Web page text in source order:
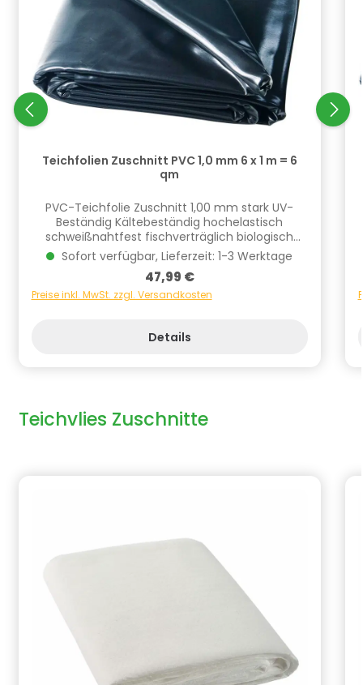
Teichfolien Zuschnitt PVC 1,0 mm 6 x 1 m = 6
qm
PVC-Teichfolie Zuschnitt 1,00 mm stark UV-
Beständig Kältebeständig hochelastisch
schweißnahtfest fischverträglich biologisch
unbedenklich wurzelfest nach DIN 4062 reißfest
Garantie oder 20 Jahre Garantie bei
Verwendung mit Profi-TeichvliesIn diesem
mmBenötigen Sie ein anderes Maß, andere
Deutschland GmbH, Bahnhofstraße 68, 73240
Wendlingen, DE, info.de@cf.group,
Sofort verfügbar, Lieferzeit: 1-3 Werktage
Regulärer Preis:
47,99 €
Preise inkl. MwSt. zzgl. Versandkosten
Details
Teichvlies Zuschnitte